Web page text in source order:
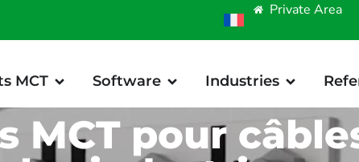
Private Area
MCT Software Industries
MCT pour